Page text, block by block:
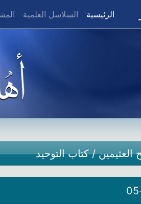
الرئيسية السلاسل العلمية
/كتاب التوحيد